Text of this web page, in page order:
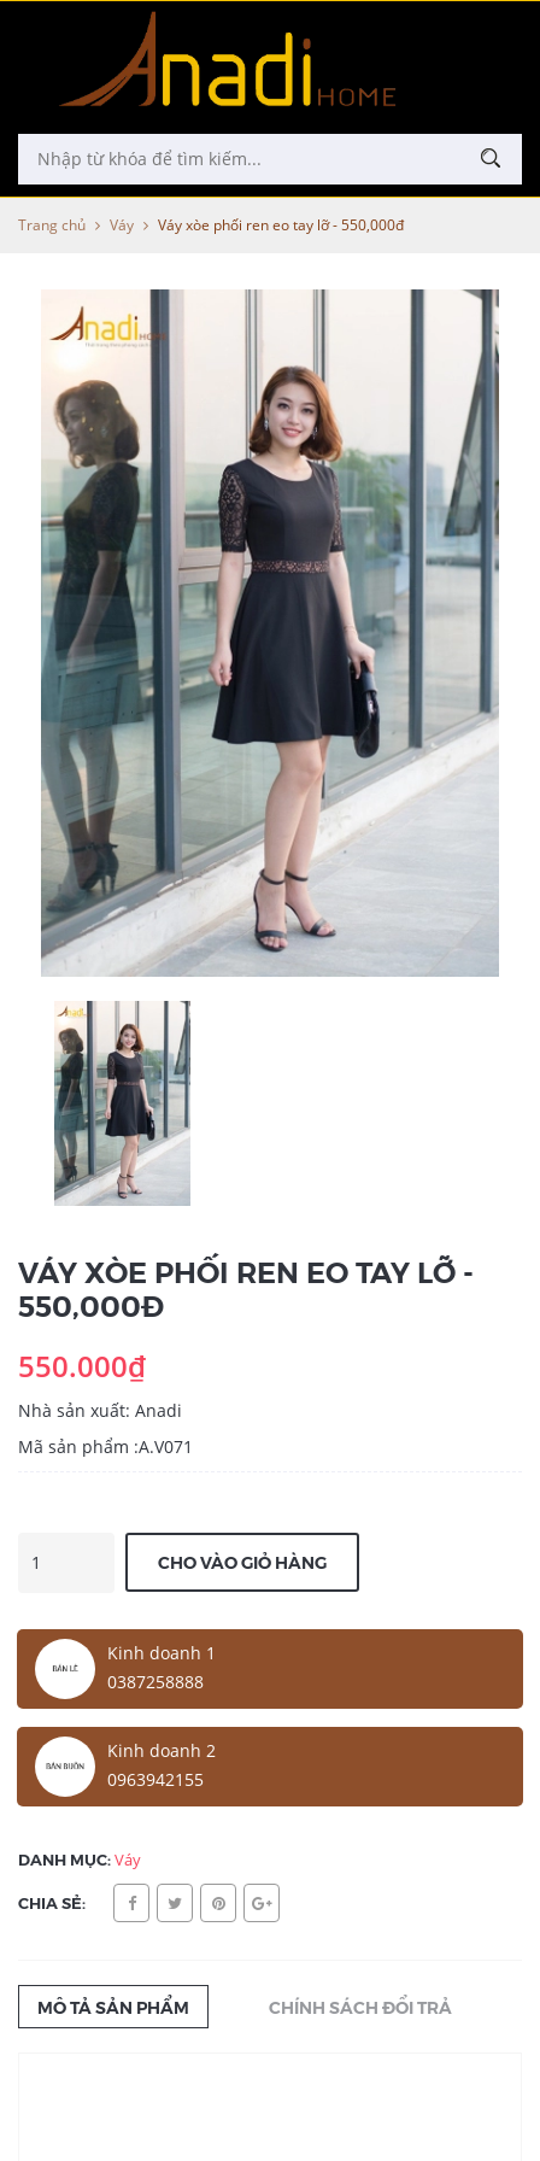
Trang chủ Váy Váy xòe phối ren eo tay lỡ - 550,000đ
VÁY XÒE PHỐI REN EO TAY LỠ -
550,000Đ
550.000₫
Nhà sản xuất: Anadi
Mã sản phẩm :A.V071
CHO VÀO GIỎ HÀNG
Kinh doanh 1
0387258888
Kinh doanh 2
0963942155
DANH MỤC:Váy
CHIA SẺ:
MÔ TẢ SẢN PHẨM CHÍNH SÁCH ĐỔI TRẢ